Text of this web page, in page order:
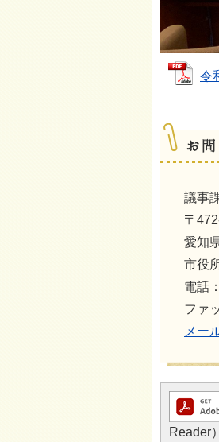
令
議事
〒
愛知
市役
電話
ファ
メー
Reader